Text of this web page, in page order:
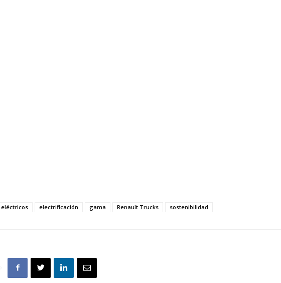
eléctricos electrificación gama Renault Trucks sostenibilidad